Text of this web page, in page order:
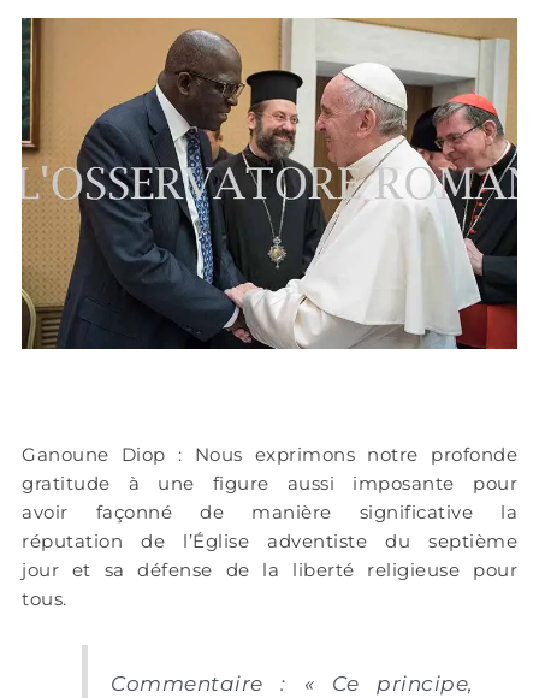
Ganoune Diop : Nous exprimons notre profonde
gratitude à une figure aussi imposante pour
avoir façonné de manière significative la
réputation de l’Église adventiste du septième
jour et sa défense de la liberté religieuse pour
tous.
Commentaire : « Ce principe,